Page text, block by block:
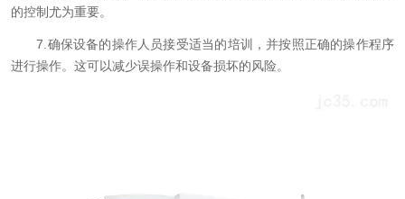
的控制尤为重要。
7.确保设备的操作人员接受适当的培训，并按照正确的操作程序
进行操作。这可以减少误操作和设备损坏的风险。